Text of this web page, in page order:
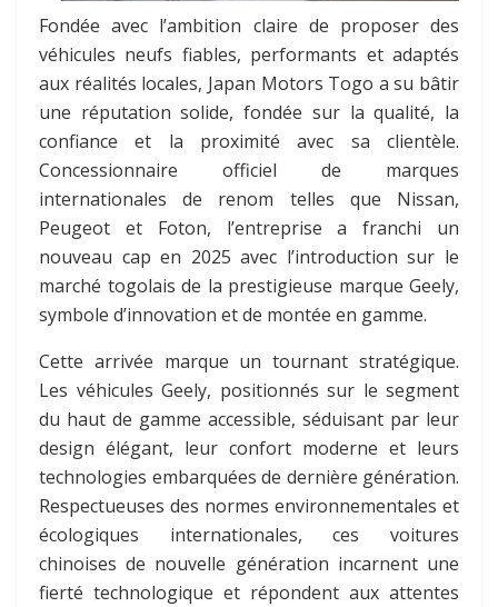
Fondée avec l’ambition claire de proposer des
véhicules neufs fiables, performants et adaptés
aux réalités locales, Japan Motors Togo a su bâtir
une réputation solide, fondée sur la qualité, la
confiance et la proximité avec sa clientèle.
Concessionnaire officiel de marques
internationales de renom telles que Nissan,
Peugeot et Foton, l’entreprise a franchi un
nouveau cap en 2025 avec l’introduction sur le
marché togolais de la prestigieuse marque Geely,
symbole d’innovation et de montée en gamme.
Cette arrivée marque un tournant stratégique.
Les véhicules Geely, positionnés sur le segment
du haut de gamme accessible, séduisant par leur
design élégant, leur confort moderne et leurs
technologies embarquées de dernière génération.
Respectueuses des normes environnementales et
écologiques internationales, ces voitures
chinoises de nouvelle génération incarnent une
fierté technologique et répondent aux attentes